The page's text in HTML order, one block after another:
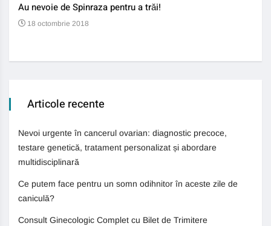
Au nevoie de Spinraza pentru a trăi!
18 octombrie 2018
Articole recente
Nevoi urgente în cancerul ovarian: diagnostic precoce,
testare genetică, tratament personalizat și abordare
multidisciplinară
Ce putem face pentru un somn odihnitor în aceste zile de
caniculă?
Consult Ginecologic Complet cu Bilet de Trimitere